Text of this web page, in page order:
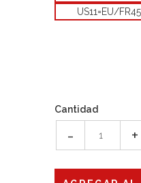
US11=EU/
Cantidad
- +